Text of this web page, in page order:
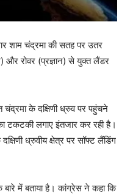
शाम चंद्रमा की सतह पर उतर
और रोवर (प्रज्ञान) से युक्त लैंडर
के दक्षिणी ध्रुव पर पहुंचने
का टकटकी लगाए इंतजार कर रही है।
ध्रुवीय क्षेत्र पर सॉफ्ट लैंडिंग
में बताया है। कांग्रेस ने कहा कि